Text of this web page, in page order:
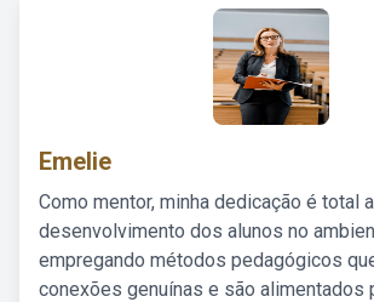
Emelie
Como mentor, minha dedicação é total
desenvolvimento dos alunos no
empregando métodos pedagógicos
conexões genuínas e são alimentados